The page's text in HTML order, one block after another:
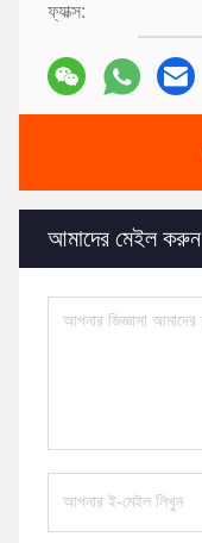
ফ্যাক্স:
আমাদের মেইল করুন